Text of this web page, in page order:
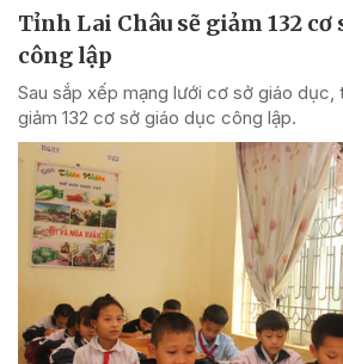
Tỉnh Lai Châu sẽ giảm 132 cơ
công lập
Sau sắp xếp mạng lưới cơ sở giáo dục,
giảm 132 cơ sở giáo dục công lập.